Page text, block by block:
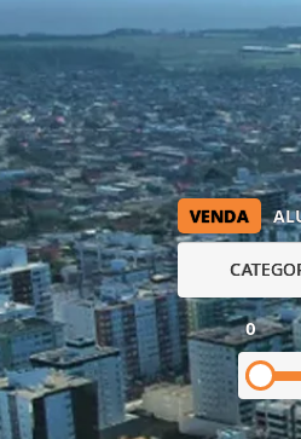
VENDA
0